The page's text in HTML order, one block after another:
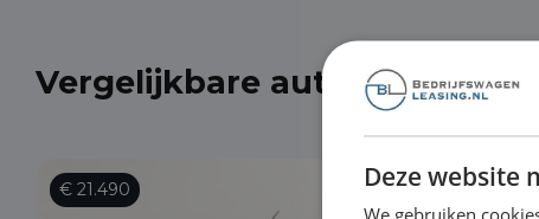
Vergelijkbare auto's uit onze
€ 21.490 Deze website
We gebruiken